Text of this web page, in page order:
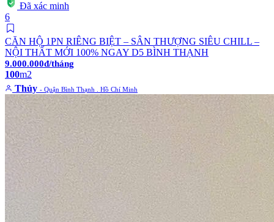
Đã xác minh
6
CĂN HỘ 1PN RIÊNG BIỆT – SÂN THƯỢNG SIÊU CHILL –
NỘI THẤT MỚI 100% NGAY D5 BÌNH THẠNH
9.000.000đ/tháng
100m2
Thủy - Quận Bình Thạnh . Hồ Chí Minh